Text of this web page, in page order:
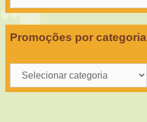
Promoções por categoria
Promoções
por